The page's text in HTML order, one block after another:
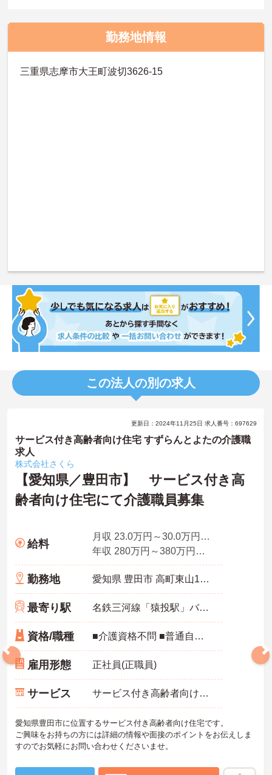
勤務地情報
三重県志摩市大王町波切3626-15
この法人の別の求人
更新日：2024年11月25日 求人番号：697629
サービス付き高齢者向け住宅 すずらんとよたの介護職
求人
株式会社さくら
【愛知県／豊田市】 サービス付き高
齢者向け住宅にて介護職員募集
給料
月収 23.0万円～30.0万円程度（諸手当込）
年収 280万円～380万円程度（諸手当賞与込）
勤務地 愛知県 豊田市 高町東山133-1
最寄り駅 名鉄三河線「猿投駅」バス・車6分
資格/職種 ■介護資格不問 ■普通自動車免許
雇用形態 正社員(正職員)
サービス サービス付き高齢者向け住宅（サ高住）
愛知県豊田市に位置するサービス付き高齢者向け住宅です。
ご興味をお持ちの方には詳細の情報や面接のポイントをお伝えしま
すのでお気軽にお問い合わせくださいませ。